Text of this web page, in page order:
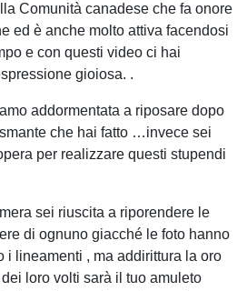
Comunità canadese che fa onore
ed è anche molto attiva facendosi
e con questi video ci hai
gioiosa. .
addormentata a riposare dopo
che hai fatto …invece sei
per realizzare questi stupendi
sei riuscita a riporendere le
di ognuno giacché le foto hanno
i lineamenti , ma addirittura la oro
loro volti sarà il tuo amuleto